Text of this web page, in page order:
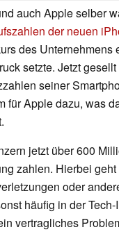
auch Apple selber
der neuen
des Unternehmens
setzte. Jetzt
seiner
für Apple dazu, was
jetzt über 600
zahlen. Hierbei
oder
häufig in der
vertragliches